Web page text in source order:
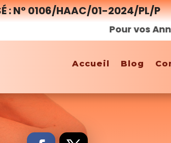
: N° 0106/HAAC/01-2024/PL/P
Pour vos
Accueil Blog